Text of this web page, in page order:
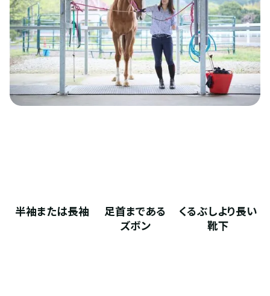
半袖または長袖
足首まである
ズボン
くるぶしより長い
靴下